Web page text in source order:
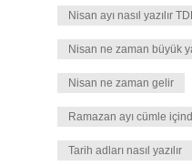
Nisan ayı nasıl yazılır
Nisan ne zaman büyük
Nisan ne zaman gelir
Ramazan ayı cümle
Tarih adları nasıl yazılır